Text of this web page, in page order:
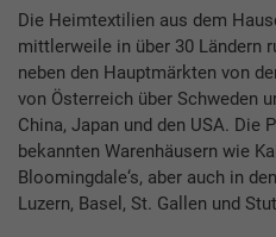
Die Heimtextilien aus dem
mittlerweile in über 30 Ländern
neben den Hauptmärkten von
von Österreich über Schweden
China, Japan und den USA. Die
bekannten Warenhäusern wie
Bloomingdale‘s, aber auch in
Luzern, Basel, St. Gallen und